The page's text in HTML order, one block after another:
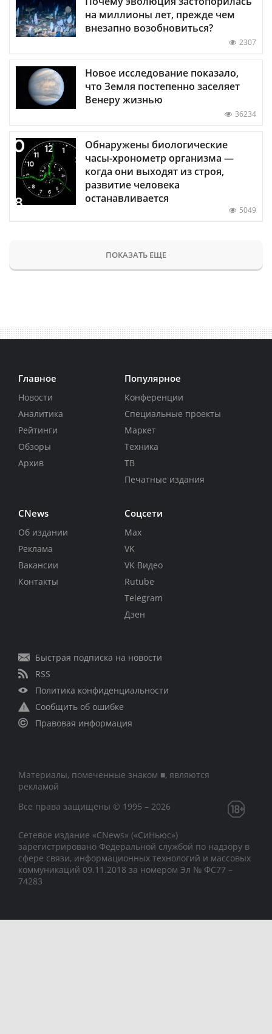
на миллионы лет, прежде чем
внезапно возобновиться?
2307
Новое исследование показало,
что Земля постепенно заселяет
Венеру жизнью
36234
Обнаружены биологические
часы-хронометр организма —
когда они выходят из строя,
развитие человека
останавливается
5049
ПОКАЗАТЬ ЕЩЕ
Главное
Новости
Аналитика
Рейтинги
Обзоры
Архив
Популярное
Конференции
Специальные проекты
Маркет
Техника
ТВ
Печатные издания
CNews
Об издании
Реклама
Вакансии
Контакты
Соцсети
Max
VK
VK Видео
Rutube
Telegram
Дзен
Быстрая подписка на новости
RSS
Политика конфиденциальности
Сообщить об ошибке
Правовая информация
Материалы, помеченные знаком ■, являются
рекламой
Все права защищены © 1995 – 2026
Сетевое издание «CNews» («СиНьюс»)
зарегистрировано Федеральной службой по надзору в
сфере связи, информационных технологий и массовых
коммуникаций 09.11.2018 за номером Эл № ФС77 –
74283